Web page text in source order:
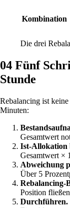
Kombination
Die drei
04 Fünf
Stunde
Rebalancing ist
Minuten:
Gesamtwert
Ist-Allokation
Gesamtwert ×
Abweichung
Über 5
Rebalancing-
Position
Durchführen.